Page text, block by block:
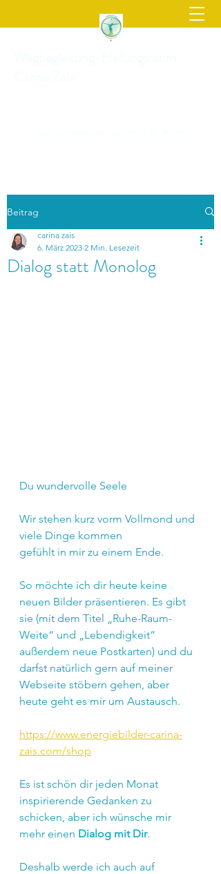
Beitrag
Dialog statt Monolog
carina zais
6. März 2023 2 Min. Lesezeit
Du wundervolle Seele
Wir stehen kurz vorm Vollmond und
viele Dinge kommen
gefühlt in mir zu einem Ende.
So möchte ich dir heute keine
neuen Bilder präsentieren. Es gibt
sie (mit dem Titel „Ruhe-Raum-
Weite“ und „Lebendigkeit“
außerdem neue Postkarten) und du
darfst natürlich gern auf meiner
Webseite stöbern gehen, aber
heute geht es mir um Austausch.
https://www.energiebilder-carina-
zais.com/shop
Es ist schön dir jeden Monat
inspirierende Gedanken zu
schicken, aber ich wünsche mir
mehr einen Dialog mit Dir.
Deshalb werde ich auch auf